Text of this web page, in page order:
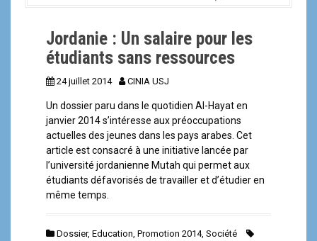
Jordanie : Un salaire pour les
étudiants sans ressources
24 juillet 2014 CINIA USJ
Un dossier paru dans le quotidien Al-Hayat en
janvier 2014 s’intéresse aux préoccupations
actuelles des jeunes dans les pays arabes. Cet
article est consacré à une initiative lancée par
l’université jordanienne Mutah qui permet aux
étudiants défavorisés de travailler et d’étudier en
même temps.
Dossier, Education, Promotion 2014, Société